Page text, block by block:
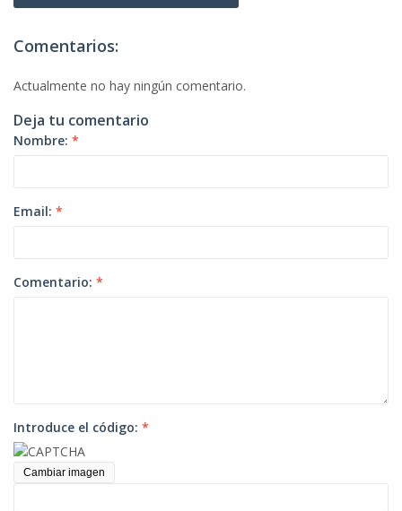
Comentarios:
Actualmente no hay ningún comentario.
Deja tu comentario
Nombre: *
Email: *
Comentario: *
Introduce el código: *
Cambiar imagen